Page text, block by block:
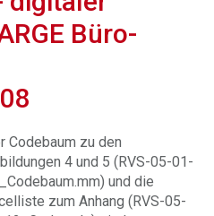
Büro-
Codebaum zu den
4 und 5 (RVS-05-01-
und die
zum Anhang (RVS-05-